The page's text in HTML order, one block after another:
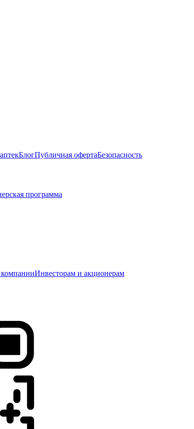
БлогПубличная офертаБезопасность
программа
Инвесторам и акционерам